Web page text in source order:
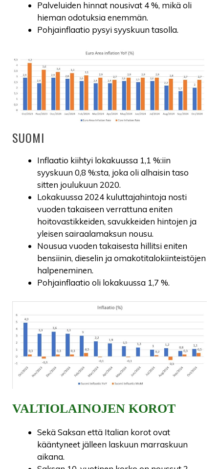
Palveluiden hinnat nousivat 4 %, mikä oli
hieman odotuksia enemmän.
Pohjainflaatio pysyi syyskuun tasolla.
SUOMI
Inflaatio kiihtyi lokakuussa 1,1 %:iin
syyskuun 0,8 %:sta, joka oli alhaisin taso
sitten joulukuun 2020.
Lokakuussa 2024 kuluttajahintoja nosti
vuoden takaiseen verrattuna eniten
hoitovastikkeiden, savukkeiden hintojen ja
yleisen sairaalamaksun nousu.
Nousua vuoden takaisesta hillitsi eniten
bensiinin, dieselin ja omakotitalokiinteistöjen
halpeneminen.
Pohjainflaatio oli lokakuussa 1,7 %.
VALTIOLAINOJEN KOROT
Sekä Saksan että Italian korot ovat
kääntyneet jälleen laskuun marraskuun
aikana.